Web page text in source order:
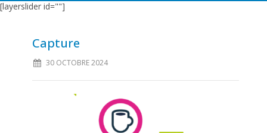
[layerslider id=""]
Capture
30 OCTOBRE 2024